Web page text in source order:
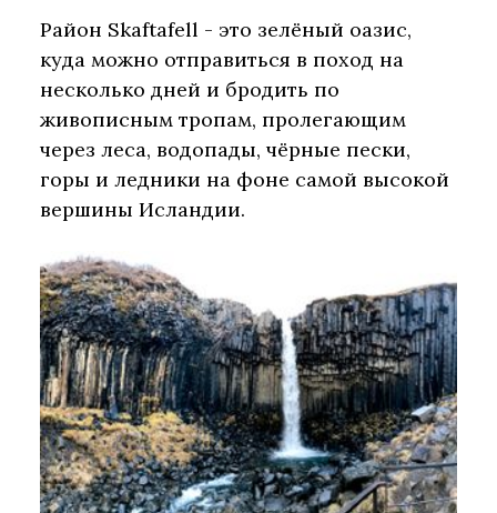
Район Skaftafell - это зелёный оазис,
куда можно отправиться в поход на
несколько дней и бродить по
живописным тропам, пролегающим
через леса, водопады, чёрные пески,
горы и ледники на фоне самой высокой
вершины Исландии.